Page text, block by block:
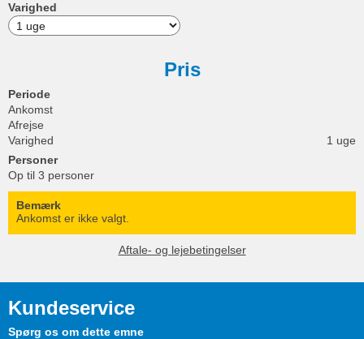
Varighed
Pris
Periode
Ankomst
Afrejse
Varighed
1 uge
Personer
Op til 3 personer
Bemærk
Ankomst er ikke valgt.
Aftale- og lejebetingelser
Kundeservice
Spørg os om dette emne